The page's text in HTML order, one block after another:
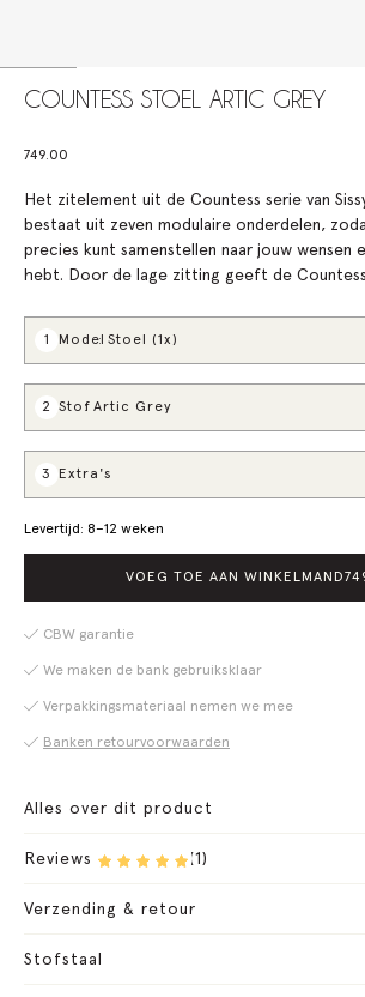
COUNTESS STOEL ARTIC GREY
749.00
Het zitelement uit de Countess serie van
bestaat uit zeven modulaire onderdelen,
precies kunt samenstellen naar jouw wensen
hebt. Door de lage zitting geeft de Countess
1 Model: Stoel (1x)
2 Stof: Artic Grey
3 Extra's
Levertijd: 8–12 weken
VOEG TOE AAN WINKELMAND
CBW garantie
We maken de bank gebruiksklaar
Verpakkingsmateriaal nemen we mee
Banken retourvoorwaarden
Alles over dit product
Reviews (1)
Verzending & retour
Stofstaal